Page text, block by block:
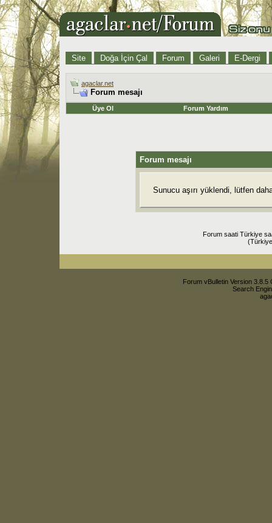
Site Doğa İçin Çal Forum Galeri E-Dergi
agaclar.net
Forum mesajı
Üye Ol Forum Yardım
Forum mesajı
Sunucu aşırı yüklendi, lütfen
Forum saati Türkiye
Forum vBulletin Version
Search